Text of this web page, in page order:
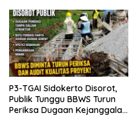
P3-TGAI Sidokerto Disorot,
Publik Tunggu BBWS Turun
Periksa Dugaan Kejanggalan